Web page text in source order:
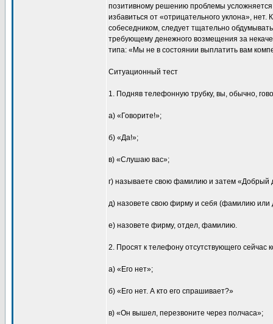
позитивному решению проблемы
избавиться от «отрицательного уклона»,
собеседником, следует тщательно
требующему денежного возмещения за
типа: «Мы не в состоянии выплатить вам
Ситуационный тест
1. Подняв телефонную трубку, вы, обычно,
а) «Говорите!»;
б) «Да!»;
в) «Слушаю вас»;
г) называете свою фамилию и затем «Добрый
д) назовете свою фирму и себя (фамилию или
е) назовете фирму, отдел, фамилию.
2. Просят к телефону отсутствующего сейчас
а) «Его нет»;
б) «Его нет. А кто его спрашивает?»
в) «Он вышел, перезвоните через полчаса»;